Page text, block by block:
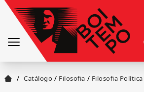
/ Catálogo / Filosofia / Filosofia Política